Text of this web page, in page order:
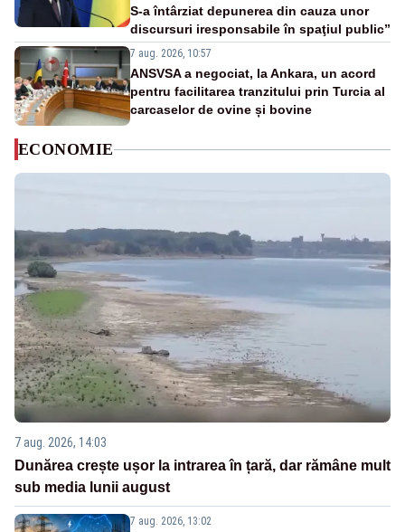
S-a întârziat depunerea din cauza unor
discursuri iresponsabile în spaţiul public”
7 aug. 2026, 10:57
ANSVSA a negociat, la Ankara, un acord
pentru facilitarea tranzitului prin Turcia al
carcaselor de ovine și bovine
ECONOMIE
7 aug. 2026, 14:03
Dunărea crește ușor la intrarea în țară, dar rămâne mult
sub media lunii august
7 aug. 2026, 13:02